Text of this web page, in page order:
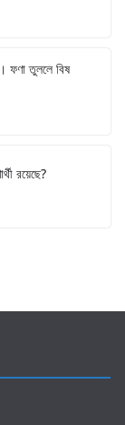
ফণা তুললে বিষ
রয়েছে?